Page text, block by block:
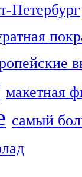
Петербург
макетная
самый